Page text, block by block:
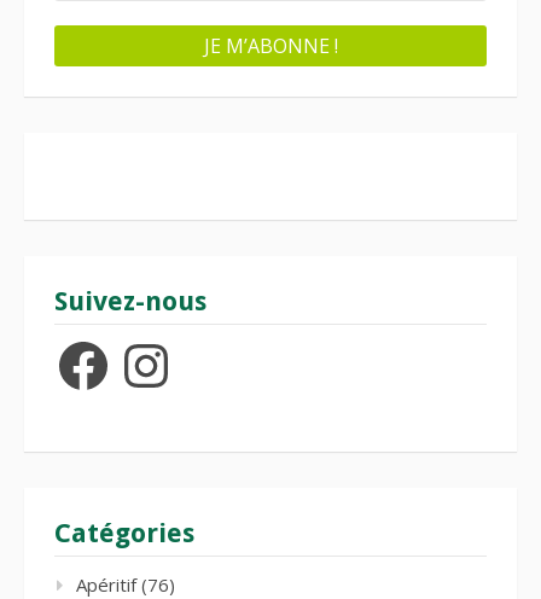
Suivez-nous
FacebookInstagram
Catégories
Apéritif(76)